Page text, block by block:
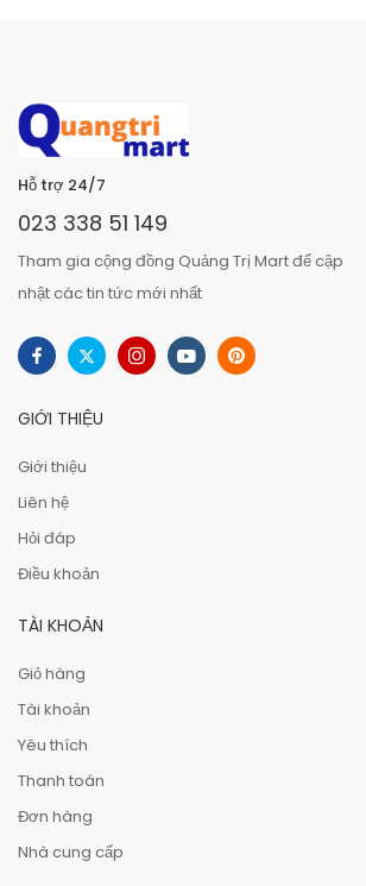
Hỗ trợ 24/7
023 338 51 149
Tham gia cộng đồng Quảng Trị Mart để cập
nhật các tin tức mới nhất
GIỚI THIỆU
Giới thiệu
Liên hệ
Hỏi đáp
Điều khoản
TÀI KHOẢN
Giỏ hàng
Tài khoản
Yêu thích
Thanh toán
Đơn hàng
Nhà cung cấp